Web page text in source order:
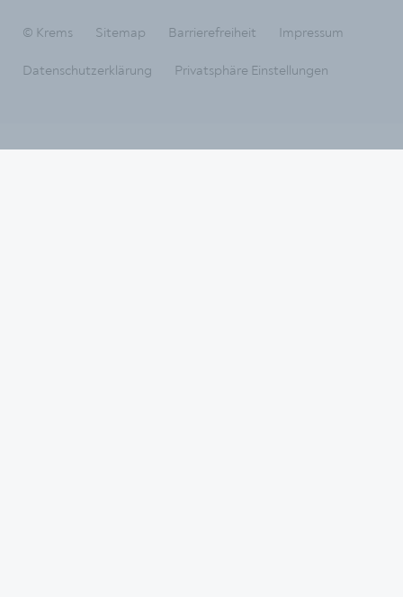
© Krems Sitemap Barrierefreiheit Impressum
Datenschutzerklärung Privatsphäre Einstellungen